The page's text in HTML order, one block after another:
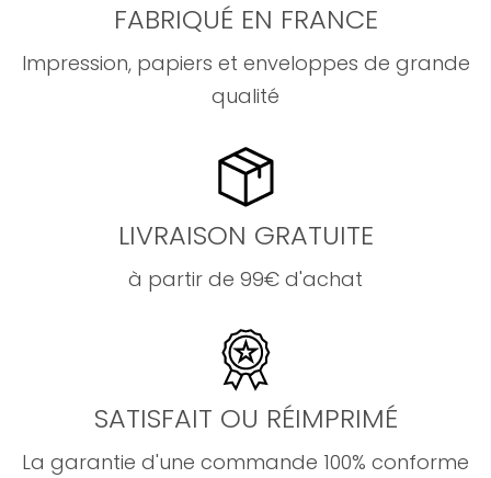
FABRIQUÉ EN FRANCE
Impression, papiers et enveloppes de grande
qualité
LIVRAISON GRATUITE
à partir de 99€ d'achat
SATISFAIT OU RÉIMPRIMÉ
La garantie d'une commande 100% conforme